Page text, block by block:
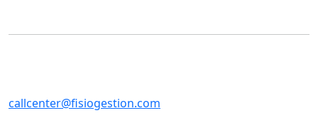
callcenter@fisiogestion.com